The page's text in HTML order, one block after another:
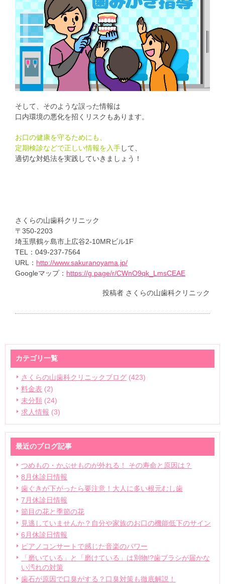
そして、そのような誤った情報は
口内環境の悪化を招くリスクもあります。
お口の健康を守るためにも、
定期検診などで正しい情報を入手 して、
適切な対処法を実践していきましょう！
さくらの山歯科クリニック
〒350-2203
埼玉県鶴ヶ島市上広谷2-10MRビル1F
TEL：049-237-7564
URL： http://www.sakuranoyama.jp/
Googleマップ： https://g.page/r/CWnO9qk_LmsCEAE
投稿者 さくらの山歯科クリニック
カテゴリ一覧
さくらの山歯科クリニックブログ (423)
料金表 (2)
未分類 (24)
求人情報 (3)
最近のブログ記事
つめもの・かぶせものが外れる！ その寿命と原因は？
8月休診日情報
歯ぐきが下がったら要注意！大人に多い根元むし歯
7月休診日情報
節目の花と季節の花
見逃していませんか？自分や家族のお口の機能低下のサイン
6月休診日情報
ピアノコンサートで感じた音楽のパワー
「磨いている」と「磨けている」は別物!?歯ブラシが届かな
い汚れの対策
歯石が原因で口臭がする？口臭対策も徹底解説！